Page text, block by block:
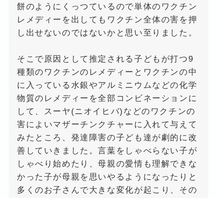
餅のようにくっつているので単体のワクチン
レメディーを出してもワクチン全体の害を押
し出せないのではないかと思い至りました。
そこで原因として推定される子どもが打つ9
種類のワクチンのレメディーとワクチンの中
に入っている水銀やアルミニウムなどの化学
物質のレメディーを全部コンビネーションに
して、スーヤ(ニオイヒバ)などのワクチンの
害によいマザーチンクチャーに入れて与えて
みたところ、発達障害の子ども達が劇的に改
善していきました。言葉をしゃべらない子が
しゃべり始めたり、母親の愛情も理解できな
かった子が母親を思いやるようになったりと
多くのお子さんで大きな変化が起こり、その